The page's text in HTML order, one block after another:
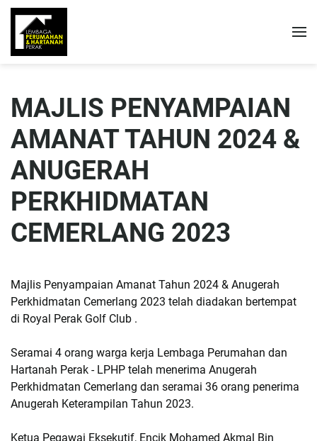
MAJLIS PENYAMPAIAN
AMANAT TAHUN 2024 &
ANUGERAH
PERKHIDMATAN
CEMERLANG 2023
Majlis Penyampaian Amanat Tahun 2024 & Anugerah
Perkhidmatan Cemerlang 2023 telah diadakan bertempat
di Royal Perak Golf Club .
Seramai 4 orang warga kerja Lembaga Perumahan dan
Hartanah Perak - LPHP telah menerima Anugerah
Perkhidmatan Cemerlang dan seramai 36 orang penerima
Anugerah Keterampilan Tahun 2023.
Ketua Pegawai Eksekutif, Encik Mohamed Akmal Bin